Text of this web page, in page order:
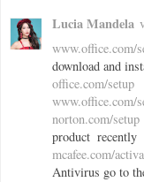
Lucia Mandela
www.office.com/
download and
office.com/setup
www.office.com/
norton.com/setup
product
mcafee.com/
Antivirus go to